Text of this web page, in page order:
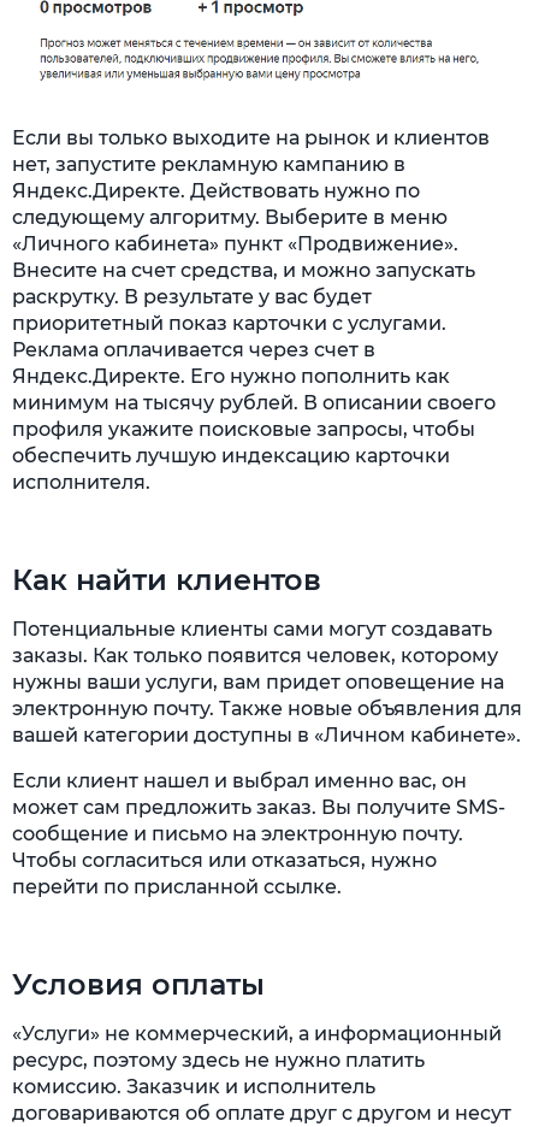
Если вы только выходите на рынок и клиентов
нет, запустите рекламную кампанию в
Яндекс.Директе. Действовать нужно по
следующему алгоритму. Выберите в меню
«Личного кабинета» пункт «Продвижение».
Внесите на счет средства, и можно запускать
раскрутку. В результате у вас будет
приоритетный показ карточки с услугами.
Реклама оплачивается через счет в
Яндекс.Директе. Его нужно пополнить как
минимум на тысячу рублей. В описании своего
профиля укажите поисковые запросы, чтобы
обеспечить лучшую индексацию карточки
исполнителя.
Как найти клиентов
Потенциальные клиенты сами могут создавать
заказы. Как только появится человек, которому
нужны ваши услуги, вам придет оповещение на
электронную почту. Также новые объявления для
вашей категории доступны в «Личном кабинете».
Если клиент нашел и выбрал именно вас, он
может сам предложить заказ. Вы получите SMS-
сообщение и письмо на электронную почту.
Чтобы согласиться или отказаться, нужно
перейти по присланной ссылке.
Условия оплаты
«Услуги» не коммерческий, а информационный
ресурс, поэтому здесь не нужно платить
комиссию. Заказчик и исполнитель
договариваются об оплате друг с другом и несут